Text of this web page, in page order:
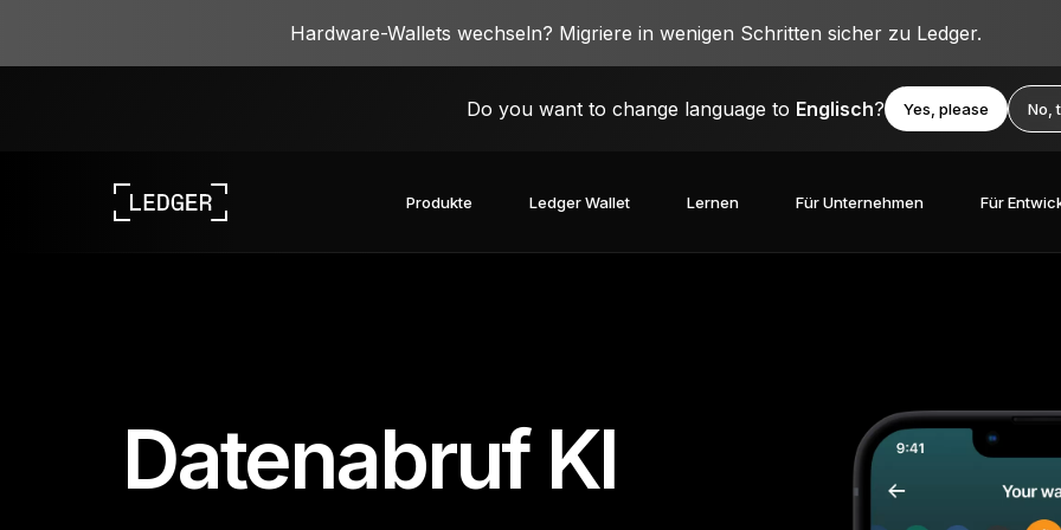
Hardware-Wallets wechseln? Migriere in wenigen Schritten sicher zu Ledger.
Do you want to change language to Englisch? Yes, please No,
Produkte Ledger Wallet Lernen Für Unternehmen Für
Datenabruf KI